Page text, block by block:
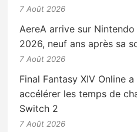
7 Août 2026
AereA arrive sur
2026, neuf ans après sa
7 Août 2026
Final Fantasy XIV Online
accélérer les temps de
Switch 2
7 Août 2026